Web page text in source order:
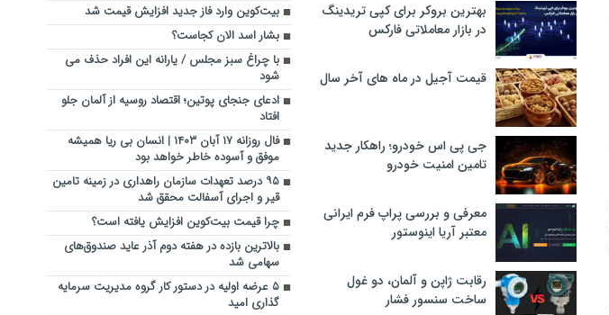
بهترین بروکر برای کپی‌ تریدینگ
در بازار معاملاتی فارکس
قیمت آجیل در ماه های آخر سال
جی پی اس خودرو؛ راهکار جدید
تامین امنیت خودرو
معرفی و بررسی پراپ فرم ایرانی
معتبر آریا اینوستور
رقابت ژاپن و آلمان، دو غول
ساخت سنسور فشار
بیت‌کوین وارد فاز جدید افزایش قیمت شد
بشار اسد الان کجاست؟
با چراغ سبز مجلس / یارانه این افراد حذف می
شود
ادعای جنجای پوتین؛ اقتصاد روسیه از آلمان جلو
افتاد
فال روزانه ۱۷ آبان ۱۴۰۳ | انسان بی ریا همیشه
موفق و آسوده خاطر خواهد بود
۹۵ درصد تعهدات سازمان راهداری در زمینه تامین
قیر و اجرای آسفالت محقق شد
چرا قیمت بیت‌کوین افزایش یافته است؟
بالاترین بازده در هفته دوم آذر عاید صندوق‌های
سهامی شد
۵ عرضه اولیه در دستور کار گروه مدیریت سرمایه
گذاری امید